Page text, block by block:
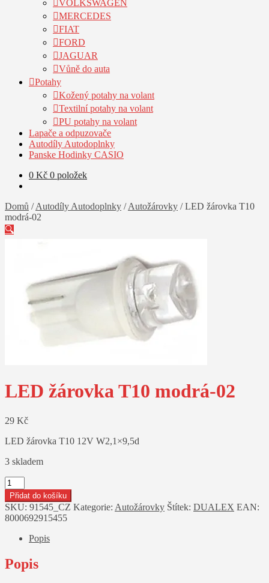
VOLKSWAGEN
MERCEDES
FIAT
FORD
JAGUAR
Vůně do auta
Potahy
Kožený potahy na volant
Textilní potahy na volant
PU potahy na volant
Lapače a odpuzovače
Autodíly Autodoplnky
Panske Hodinky CASIO
0 Kč 0 položek
Domů /Autodíly Autodoplnky /Autožárovky /LED žárovka T10
modrá-02
🔍
LED žárovka T10 modrá-02
29 Kč
LED žárovka T10 12V W2,1×9,5d
3 skladem
LED
žárovka
T10
modrá-02
množství
Přidat do košíku
SKU: 91545_CZ Kategorie: Autožárovky Štítek: DUALEX EAN:
8000692915455
Popis
Popis